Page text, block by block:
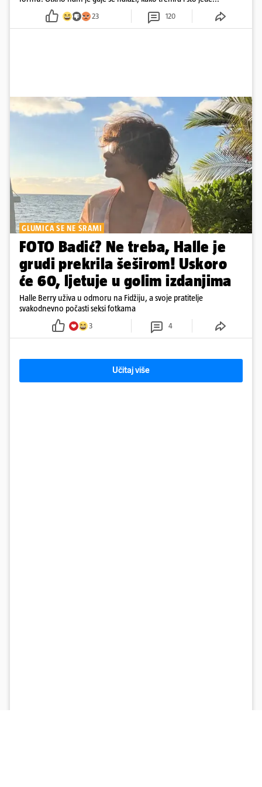
23 120
GLUMICA SE NE SRAMI
FOTO Badić? Ne treba, Halle je
grudi prekrila šeširom! Uskoro
će 60, ljetuje u golim izdanjima
Halle Berry uživa u odmoru na Fidžiju, a svoje pratitelje
svakodnevno počasti seksi fotkama
3 4
Učitaj više